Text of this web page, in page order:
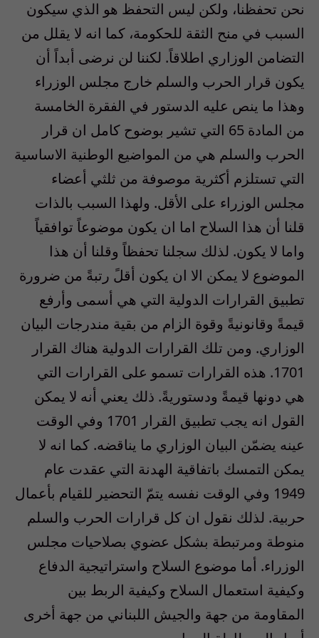
نحن تحفظنا، ولكن ليس التحفظ هو الذي سيكون
السبب في منح الثقة للحكومة، كما انه لا يقلل من
التضامن الوزاري اطلاقاً. لكننا لن نرضى أبداً أن
يكون قرار الحرب والسلم خارج مجلس الوزراء
وهذا ما ينص عليه الدستور في الفقرة الخامسة
من المادة 65 التي تشير بوضوح كامل ان قرار
الحرب والسلم هي من المواضيع الوطنية الاساسية
التي تستلزم أكثرية موصوفة من ثلثي أعضاء
مجلس الوزراء على الأقل. ولهذا السبب بالذات
قلنا أن هذا السلاح اما ان يكون موضوعاً توافقياً
واما لا يكون. لذلك سجلنا تحفظاً وقلنا أن هذا
الموضوع لا يمكن الا ان يكون أقلً رتبةً من ضرورة
تطبيق القرارات الدولية التي هي أسمى وأرفع
قيمةً وقانونيةً وقوة الزام من بقية مندرجات البيان
الوزاري. ومن تلك القرارات الدولية هناك القرار
1701. هذه القرارات تسمو على القرارات التي
هي دونها قيمةً ودستوريةً. ذلك يعني أنه لا يمكن
القول انه يجب تطبيق القرار 1701 وفي الوقت
عينه يضمّن البيان الوزاري ما يناقضه. كما انه لا
يمكن التمسك باتفاقية الهدنة التي عقدت عام
1949 وفي الوقت نفسه يتمّ التحضير للقيام بأعمال
حربية. لذلك نقول ان كل قرارات الحرب والسلم
منوطة ومرتبطة بشكل عضوي بصلاحيات مجلس
الوزراء. أما موضوع السلاح واستراتيجية الدفاع
وكيفية استعمال السلاح وكيفية الربط بين
المقاومة من جهة والجيش اللبناني من جهة أخرى